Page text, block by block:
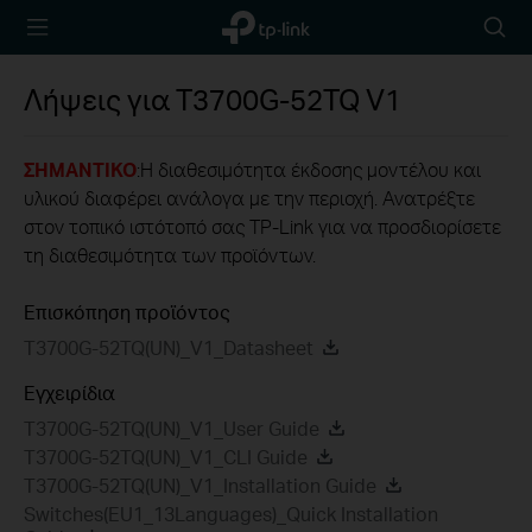
TP-Link,
Reliably
icon
Λήψεις γιαT3700G-52TQ V1
ΣΗΜΑΝΤΙΚΟ:Η διαθεσιμότητα έκδοσης μοντέλου και
υλικού διαφέρει ανάλογα με την περιοχή. Ανατρέξτε
στον τοπικό ιστότοπό σας TP-Link για να προσδιορίσετε
τη διαθεσιμότητα των προϊόντων.
Επισκόπηση προϊόντος
T3700G-52TQ(UN)_V1_Datasheet
Εγχειρίδια
T3700G-52TQ(UN)_V1_User Guide
T3700G-52TQ(UN)_V1_CLI Guide
T3700G-52TQ(UN)_V1_Installation Guide
Switches(EU1_13Languages)_Quick Installation